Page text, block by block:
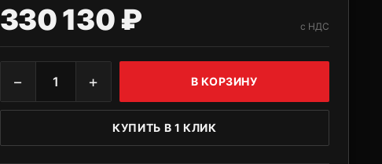
330 130 ₽ с НДС
− 1 + В КОРЗИНУ
КУПИТЬ В 1 КЛИК